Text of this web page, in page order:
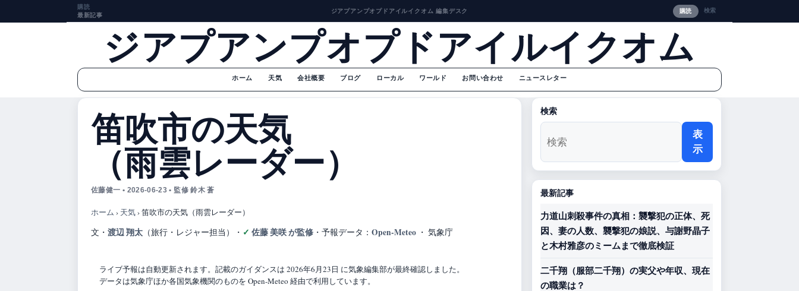
購読
最新記事
ジアプアンプオプドアイルイクオム 編集デスク 購読 検索
ジアプアンプオプドアイルイクオム
ホーム 天気 会社概要 ブログ ローカル ワールド お問い合わせ ニュースレター
笛吹市の天気
（雨雲レーダー）
佐藤健一 • 2026-06-23 • 監修 鈴木 蒼
ホーム › 天気›笛吹市の天気（雨雲レーダー）
文・ 渡辺 翔太 （旅行・レジャー担当） ・ 佐藤 美咲 が監修 ・ 予報データ： Open-Meteo ・ 気象庁
ライブ予報は自動更新されます。記載のガイダンスは 2026年6月23日 に気象編集部が最終確認しました。
データは気象庁ほか各国気象機関のものを Open-Meteo 経由で利用しています。
検索
表
示
最新記事
力道山刺殺事件の真相：襲撃犯の正体、死
因、妻の人数、襲撃犯の娘説、与謝野晶子
と木村雅彦のミームまで徹底検証
二千翔（服部二千翔）の実父や年収、現在
の職業は？